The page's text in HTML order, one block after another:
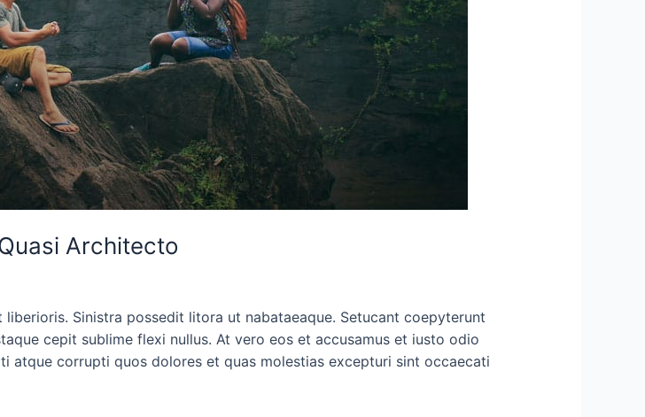
Architecto
Sinistra possedit litora ut nabataeaque. Setucant coepyterunt
cepit sublime flexi nullus. At vero eos et accusamus et iusto odio
atque corrupti quos dolores et quas molestias excepturi sint occaecati